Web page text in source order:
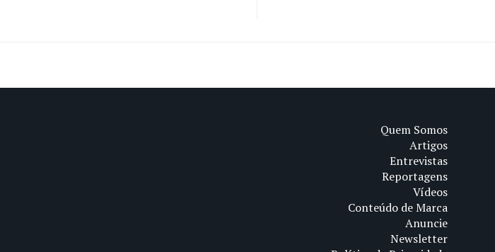
Quem Somos
Artigos
Entrevistas
Reportagens
Vídeos
Conteúdo de Marca
Anuncie
Newsletter